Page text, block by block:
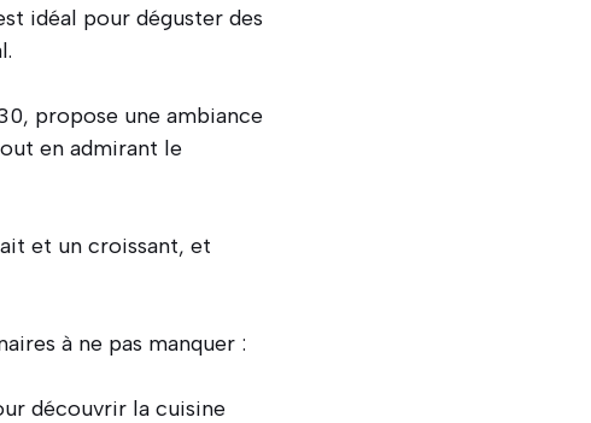
idéal pour déguster des
propose une ambiance
en admirant le
et un croissant, et
à ne pas manquer :
découvrir la cuisine